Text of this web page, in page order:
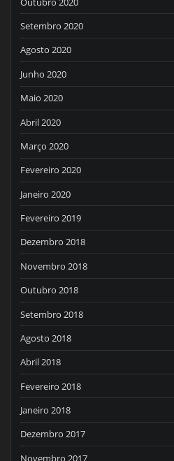
Setembro 2020
Agosto 2020
Junho 2020
Maio 2020
Abril 2020
Março 2020
Fevereiro 2020
Janeiro 2020
Fevereiro 2019
Dezembro 2018
Novembro 2018
Outubro 2018
Setembro 2018
Agosto 2018
Abril 2018
Fevereiro 2018
Janeiro 2018
Dezembro 2017
Novembro 2017